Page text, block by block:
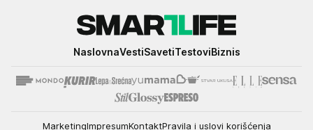
NaslovnaVestiSavetiTestoviBiznis
MarketingImpresumKontaktPravila i uslovi korišćenja